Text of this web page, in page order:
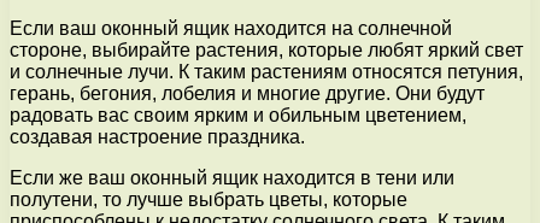
Если ваш оконный ящик находится на солнечной
стороне, выбирайте растения, которые любят яркий свет
и солнечные лучи. К таким растениям относятся петуния,
герань, бегония, лобелия и многие другие. Они будут
радовать вас своим ярким и обильным цветением,
создавая настроение праздника.
Если же ваш оконный ящик находится в тени или
полутени, то лучше выбрать цветы, которые